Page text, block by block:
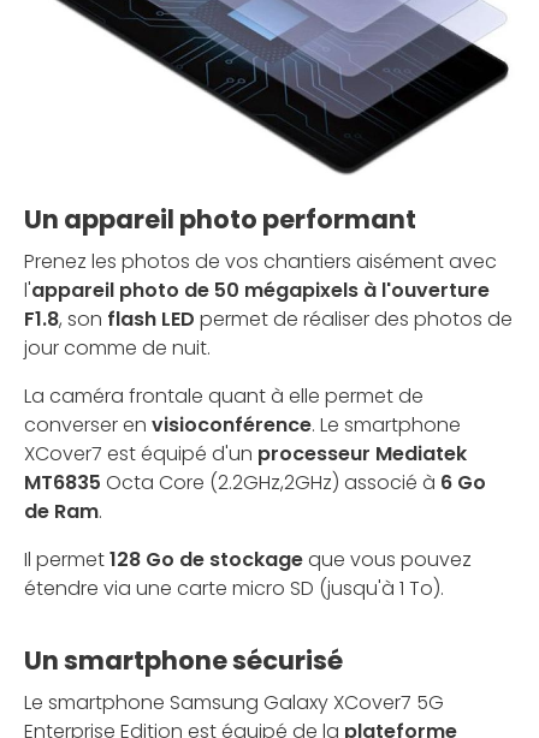
Un appareil photo performant
Prenez les photos de vos chantiers aisément avec
l'appareil photo de 50 mégapixels à l'ouverture
F1.8, son flash LED permet de réaliser des photos de
jour comme de nuit.
La caméra frontale quant à elle permet de
converser en visioconférence. Le smartphone
XCover7 est équipé d'un processeur Mediatek
MT6835 Octa Core (2.2GHz,2GHz) associé à 6 Go
de Ram.
Il permet128 Go de stockageque vous pouvez
étendre via une carte micro SD (jusqu'à 1 To).
Un smartphone sécurisé
Le smartphone Samsung Galaxy XCover7 5G
Enterprise Edition est équipé de la plateforme